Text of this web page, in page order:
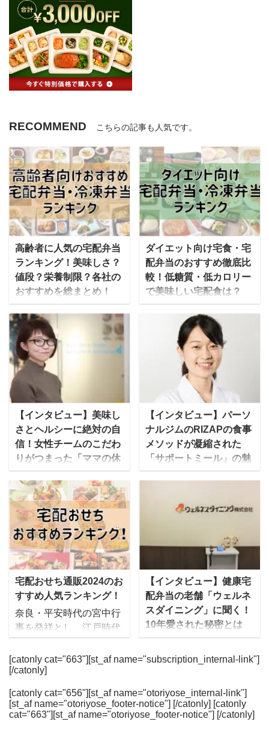
RECOMMEND こちらの記事も人気です。
高齢者に人気の宅配弁当
ランキング！美味しさ？
値段？栄養制限？各社の
おすすめを総まとめ！
大変… という方におすす
めなのが、美味しくて栄
養バランスの良いお弁当
を届けてくれる「宅配弁
当サービス」です。 こん
なときに！ 高齢者の一人
暮らしになってから、毎
日3食をしっかり準備す
るのは手間 食事制限をす
るように指導されたけれ
るのは大変 自分で料理を
しているといつの間にか
栄養バランスが偏りがち
で不安 今では食事宅配サ
ービスに参入する会社も
増えてきました。でも、
似てる点も多くどれを選
んだらいいかわからな
い…という人も多いと思
います。 これまで30社
以上の宅配弁当 ...
ダイエット向け宅食・宅
配弁当のおすすめ徹底比
較！低糖質・低カロリー
で美味しい宅配食は？
に参入する会社も増えた
ことで、ダイエット向け
の宅配弁当や冷凍弁当の
サービスも増えてきまし
た。でも、お店や種類が
多くてどれを選んだらい
いかわからない…という
人も多いと思います。 そ
こで今回は、これまで30
社以上の食事宅配サービ
mealee編集部が、ダイエ
宅配弁当を厳選して紹介
そろそろ夏に向けてダイ
エットしたい… 糖質やカ
ロリーの計算を自分です
るのは大変 コンビニや外
食だとダイエットができ
ないメニューばかり [toc]
ダ ...
【インタビュー】美味し
さとヘルシーに絶対の自
信！女性チームのこだわ
りがつまった「ママの休
食」にかける想いとは
”ステイホーム”が話題と
なった2020年は、新しい
タイプの宅食・宅配弁当
が続々と登場していま
す。ママ向けの冷凍宅食
サービスの「ママの休
食」も2020年に運営を開
始した新サービスです。
運営するセブンリッチグ
セプトや、これから目指
していることについても
お話を伺いました。 「マ
マの休食」をはじめたき
っかけとは？ mealee 今
【インタビュー】パーソ
ナルジムのRIZAPの食事
メソッドが凝縮された
「サポートミール」の魅
力とは？
ライベートジムで有名な
凍弁当である、低糖質フ
ード「サポートミール」
も人気なのをご存じだろ
うか。 今回は、「サポー
トミール」の商品を開発
するRIZAPの栄養管理士
RIZAP「サポートミー
栄養士の阿部さんに答え
ていただいた mealee 今
回はインタビューに応じ
宅配おせち通販2024のお
すすめ人気ランキング！
奈良・平安時代の宮中行
事を発祥とし、江戸時代
たとされる「おせち」。
時代を経た今でも、お正
なっていますよね。 昔は
手作りの生おせちが主流
【インタビュー】健康宅
配弁当の老舗「ウェルネ
スダイニング」に聞く！
10年愛された秘密とは
いえば、制限食を中心と
弁当業界の中でも老舗の
企業です。 そんな同社が
[catonly cat="663"][st_af name="subscription_internal-link"]
[/catonly]
[catonly cat="656"][st_af name="otoriyose_internal-link"]
[st_af name="otoriyose_footer-notice"] [/catonly] [catonly
cat="663"][st_af name="otoriyose_footer-notice"] [/catonly]